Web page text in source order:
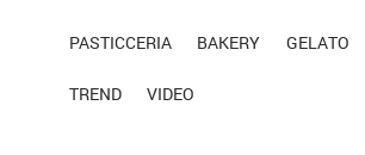
PASTICCERIA BAKERY GELATO
TREND VIDEO